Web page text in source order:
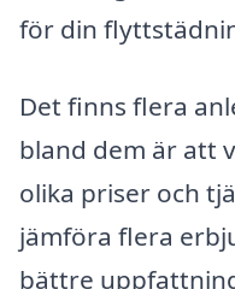
för din
Det finns flera
bland dem är att
olika priser och
jämföra flera
bättre